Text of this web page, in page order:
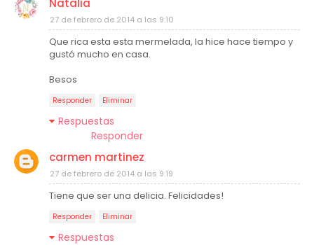
Natalia
27 de febrero de 2014 a las 9:10
Que rica esta esta mermelada, la hice hace tiempo y
gustó mucho en casa.
Besos
Responder Eliminar
Respuestas
Responder
carmen martinez
27 de febrero de 2014 a las 9:19
Tiene que ser una delicia. Felicidades!
Responder Eliminar
Respuestas